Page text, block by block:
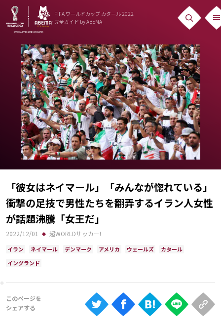
FIFA ワールドカップ カタール 2022
完全ガイド by ABEMA
ニュース
News
出場国
Teams
日本代表
Team Japan
日程・結果
Schedule
ランキング
大会について
About
視聴方法
「彼女はネイマール」「みんなが惚れている」
衝撃の足技で男性たちを翻弄するイラン人女性
が話題沸騰「女王だ」
2022/12/01 超WORLDサッカー!
イラン ネイマール デンマーク アメリカ ウェールズ
カタール
イングランド